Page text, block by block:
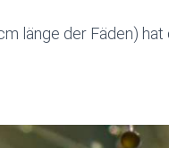
länge der Fäden) hat